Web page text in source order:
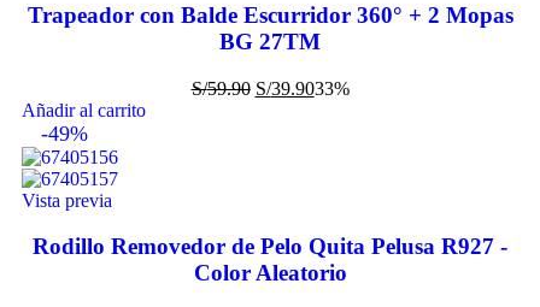
Trapeador con Balde Escurridor 360° + 2 Mopas
BG 27TM
S/59.90 S/39.9033%
Añadir al carrito
-49%
Vista previa
Rodillo Removedor de Pelo Quita Pelusa R927 -
Color Aleatorio